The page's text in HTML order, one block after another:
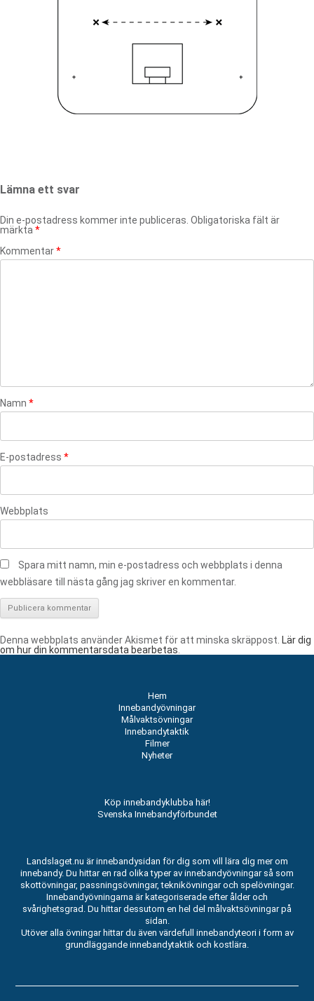
Lämna ett svar
Din e-postadress kommer inte publiceras. Obligatoriska fält är
märkta *
Kommentar*
Namn *
E-postadress *
Webbplats
Spara mitt namn, min e-postadress och webbplats i denna
webbläsare till nästa gång jag skriver en kommentar.
Denna webbplats använder Akismet för att minska skräppost. Lär dig
om hur din kommentarsdata bearbetas
Hem
Innebandyövningar
Målvaktsövningar
Innebandytaktik
Filmer
Nyheter
Köp innebandyklubba här!
Svenska Innebandyförbundet
Landslaget.nu är innebandysidan för dig som vill lära dig mer om
innebandy. Du hittar en rad olika typer av innebandyövningar så som
skottövningar, passningsövningar, teknikövningar och spelövningar.
Innebandyövningarna är kategoriserade efter ålder och
svårighetsgrad. Du hittar dessutom en hel del målvaktsövningar på
sidan.
Utöver alla övningar hittar du även värdefull innebandyteori i form av
grundläggande innebandytaktik och kostlära.